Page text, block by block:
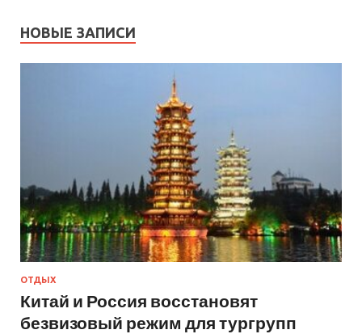
НОВЫЕ ЗАПИСИ
ОТДЫХ
Китай и Россия восстановят
безвизовый режим для тургрупп